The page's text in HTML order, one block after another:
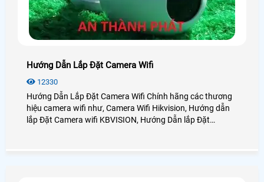
Hướng Dẫn Lắp Đặt Camera Wifi
12330
Hướng Dẫn Lắp Đặt Camera Wifi Chính hãng các thương
hiệu camera wifi như, Camera Wifi Hikvision, Hướng dẫn
lắp Đặt Camera wifi KBVISION, Hướng Dẫn lắp Đặt